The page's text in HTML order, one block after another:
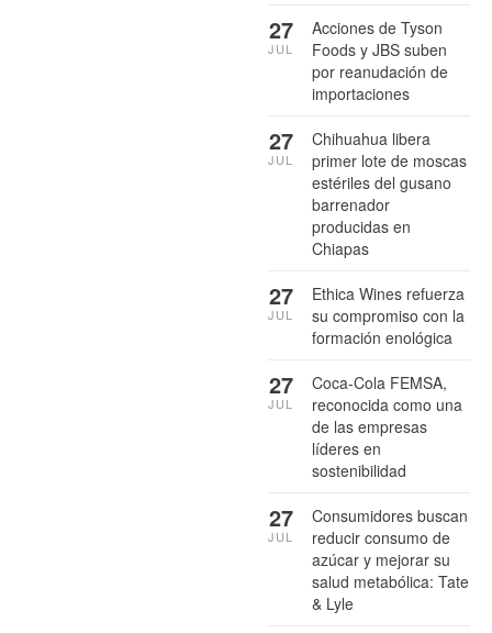
Acciones de Tyson
Foods y JBS suben
por reanudación de
importaciones
27
JUL
Chihuahua libera
primer lote de moscas
estériles del gusano
barrenador
producidas en
Chiapas
27
JUL
Ethica Wines refuerza
su compromiso con la
formación enológica
27
JUL
Coca-Cola FEMSA,
reconocida como una
de las empresas
líderes en
sostenibilidad
27
JUL
Consumidores buscan
reducir consumo de
azúcar y mejorar su
salud metabólica: Tate
& Lyle
27
JUL